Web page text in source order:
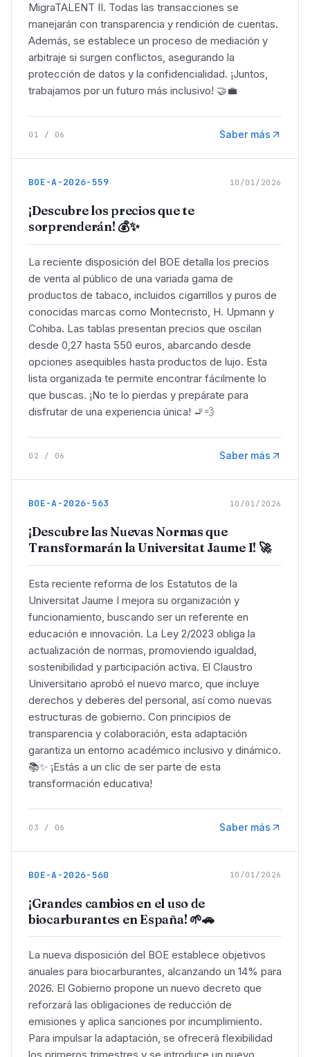
MigraTALENT II. Todas las transacciones se
manejarán con transparencia y rendición de cuentas.
Además, se establece un proceso de mediación y
arbitraje si surgen conflictos, asegurando la
protección de datos y la confidencialidad. ¡Juntos,
trabajamos por un futuro más inclusivo! 🤝💼
01 / 06 Saber más
BOE-A-2026-559 10/01/2026
¡Descubre los precios que te
sorprenderán! 💰✨
La reciente disposición del BOE detalla los precios
de venta al público de una variada gama de
productos de tabaco, incluidos cigarrillos y puros de
conocidas marcas como Montecristo, H. Upmann y
Cohiba. Las tablas presentan precios que oscilan
desde 0,27 hasta 550 euros, abarcando desde
opciones asequibles hasta productos de lujo. Esta
lista organizada te permite encontrar fácilmente lo
que buscas. ¡No te lo pierdas y prepárate para
disfrutar de una experiencia única! 🚬💨
02 / 06 Saber más
BOE-A-2026-563 10/01/2026
¡Descubre las Nuevas Normas que
Transformarán la Universitat Jaume I! 🚀
Esta reciente reforma de los Estatutos de la
Universitat Jaume I mejora su organización y
funcionamiento, buscando ser un referente en
educación e innovación. La Ley 2/2023 obliga la
actualización de normas, promoviendo igualdad,
sostenibilidad y participación activa. El Claustro
Universitario aprobó el nuevo marco, que incluye
derechos y deberes del personal, así como nuevas
estructuras de gobierno. Con principios de
transparencia y colaboración, esta adaptación
garantiza un entorno académico inclusivo y dinámico.
📚✨ ¡Estás a un clic de ser parte de esta
transformación educativa!
03 / 06 Saber más
BOE-A-2026-560 10/01/2026
¡Grandes cambios en el uso de
biocarburantes en España! 🌱🚗
La nueva disposición del BOE establece objetivos
anuales para biocarburantes, alcanzando un 14% para
2026. El Gobierno propone un nuevo decreto que
reforzará las obligaciones de reducción de
emisiones y aplica sanciones por incumplimiento.
Para impulsar la adaptación, se ofrecerá flexibilidad